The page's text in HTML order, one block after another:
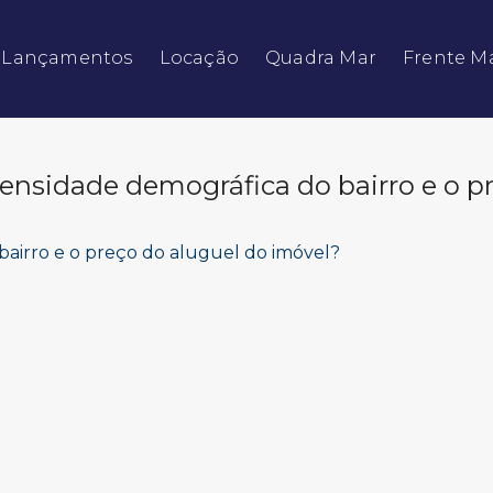
Frente
Quadra Mar
Locação
Lançamentos
demográfica do bairro e o